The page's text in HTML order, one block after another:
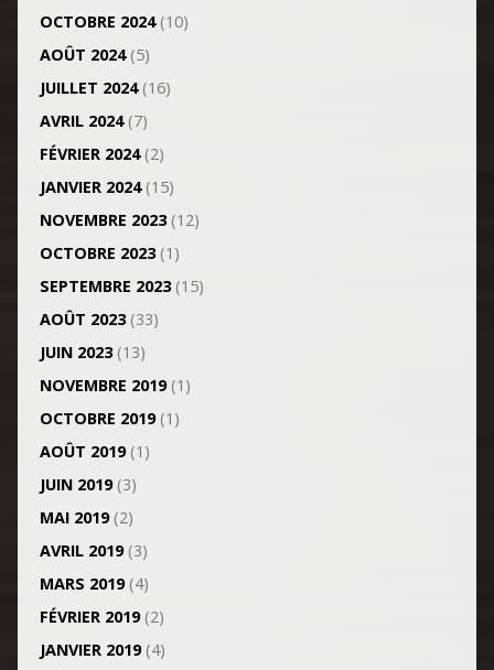
OCTOBRE 2024(10)
AOÛT 2024(5)
JUILLET 2024(16)
AVRIL 2024(7)
FÉVRIER 2024(2)
JANVIER 2024(15)
NOVEMBRE 2023(12)
OCTOBRE 2023(1)
SEPTEMBRE 2023(15)
AOÛT 2023(33)
JUIN 2023(13)
NOVEMBRE 2019(1)
OCTOBRE 2019(1)
AOÛT 2019(1)
JUIN 2019(3)
MAI 2019(2)
AVRIL 2019(3)
MARS 2019(4)
FÉVRIER 2019(2)
JANVIER 2019(4)